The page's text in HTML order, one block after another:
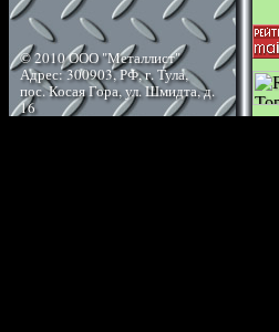
© 2010 ООО "Металлист"
Адрес: 300903, РФ, г. Тула,
пос. Косая Гора, ул. Шмидта, д.
16